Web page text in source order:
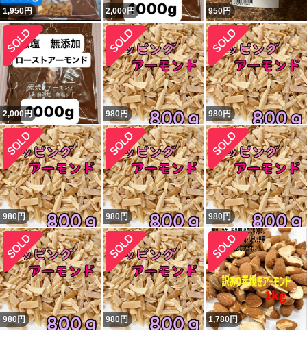
1,950円 2,000 円 950円
2,000 円 980円 980円
980円 980円 980円
980円 980円 1,780円